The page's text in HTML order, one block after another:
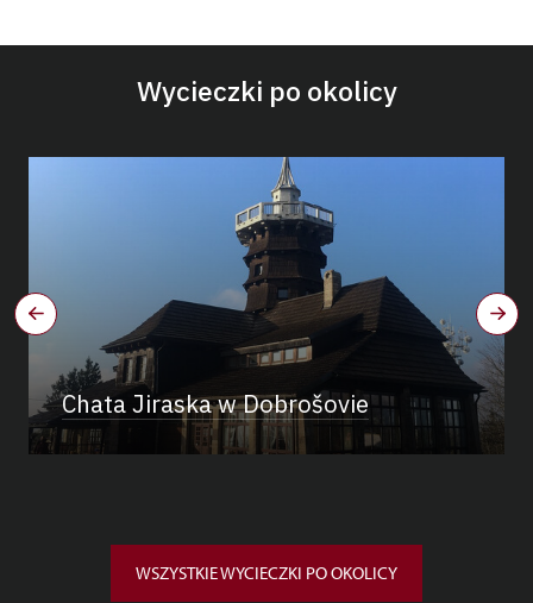
Wycieczki po okolicy
Chata Jiraska w Dobrošovie
WSZYSTKIE WYCIECZKI PO OKOLICY